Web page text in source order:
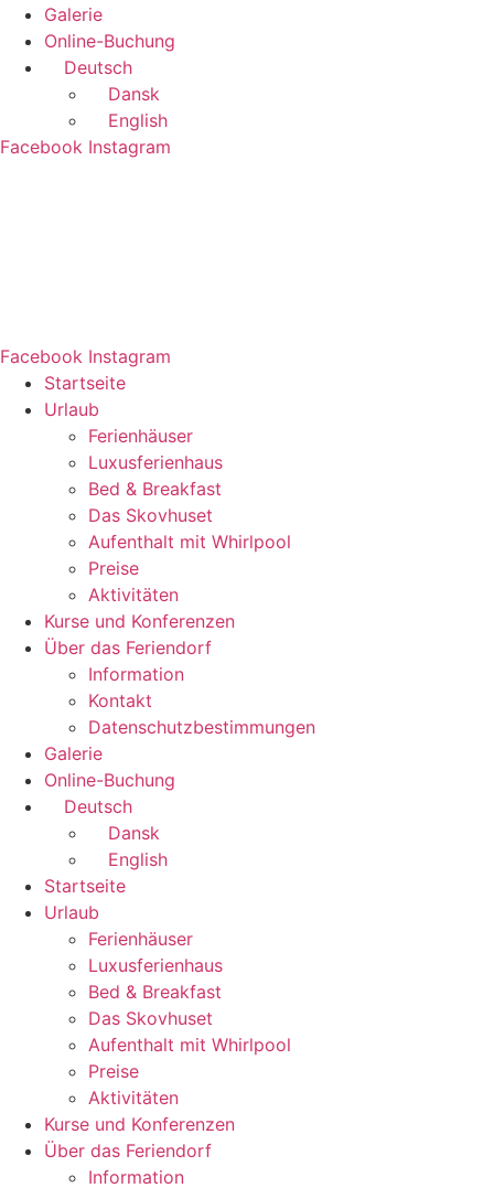
Galerie
Online-Buchung
Deutsch
Dansk
English
Facebook Instagram
Facebook Instagram
Startseite
Urlaub
Ferienhäuser
Luxusferienhaus
Bed & Breakfast
Das Skovhuset
Aufenthalt mit Whirlpool
Preise
Aktivitäten
Kurse und Konferenzen
Über das Feriendorf
Information
Kontakt
Datenschutzbestimmungen
Galerie
Online-Buchung
Deutsch
Dansk
English
Startseite
Urlaub
Ferienhäuser
Luxusferienhaus
Bed & Breakfast
Das Skovhuset
Aufenthalt mit Whirlpool
Preise
Aktivitäten
Kurse und Konferenzen
Über das Feriendorf
Information